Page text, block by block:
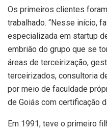
Os primeiros clientes
trabalhado. “Nesse início,
especializada em startup
embrião do grupo que se
áreas de terceirização,
terceirizados, consultoria
por meio de faculdade
de Goiás com certificação
Em 1991, teve o primeiro